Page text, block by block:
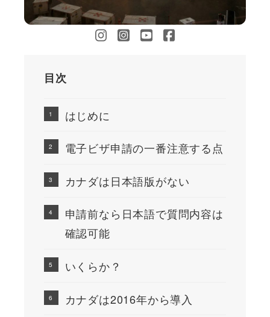
目次
はじめに
電子ビザ申請の一番注意する点
カナダは日本語版がない
申請前なら日本語で質問内容は
確認可能
いくらか？
カナダは2016年から導入